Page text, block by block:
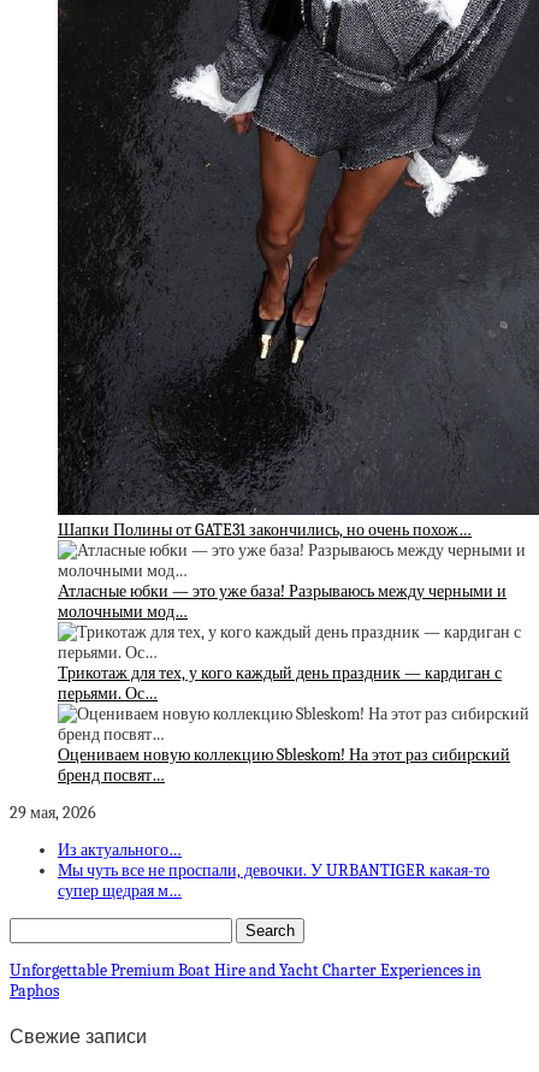
Шапки Полины от GATE31 закончились, но очень похож…
Атласные юбки — это уже база! Разрываюсь между черными и
молочными мод…
Трикотаж для тех, у кого каждый день праздник — кардиган с
перьями. Ос…
Оцениваем новую коллекцию Sbleskom! На этот раз сибирский
бренд посвят…
29 мая, 2026
Из актуального…
Мы чуть все не проспали, девочки. У URBANTIGER какая-то
супер щедрая м…
Unforgettable Premium Boat Hire and Yacht Charter Experiences in
Paphos
Свежие записи